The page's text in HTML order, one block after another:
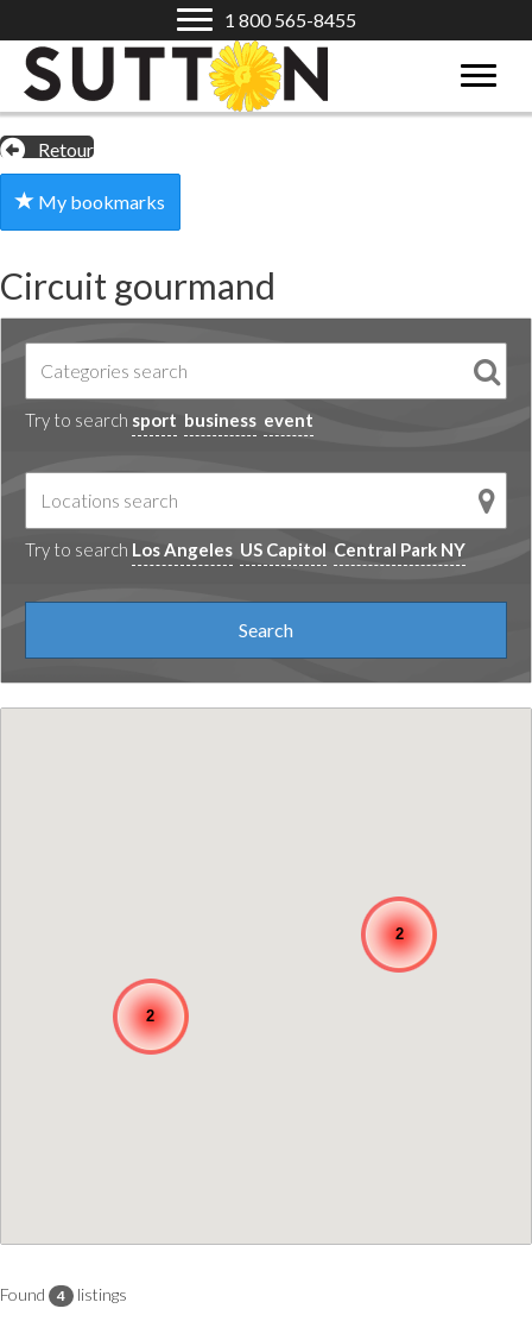
1 800 565-8455
Retour
My bookmarks
Circuit gourmand
Try to search sport business event
Try to search Los Angeles US Capitol Central Park NY
2
2
Found 4 listings